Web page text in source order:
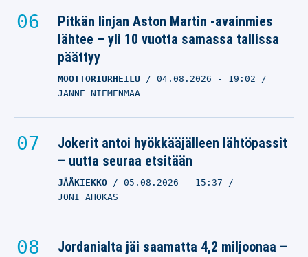
Pitkän linjan Aston Martin -avainmies
lähtee – yli 10 vuotta samassa tallissa
päättyy
MOOTTORIURHEILU 04.08.2026 - 19:02
JANNE NIEMENMAA
Jokerit antoi hyökkääjälleen lähtöpassit
– uutta seuraa etsitään
JÄÄKIEKKO 05.08.2026 - 15:37
JONI AHOKAS
Jordanialta jäi saamatta 4,2 miljoonaa –